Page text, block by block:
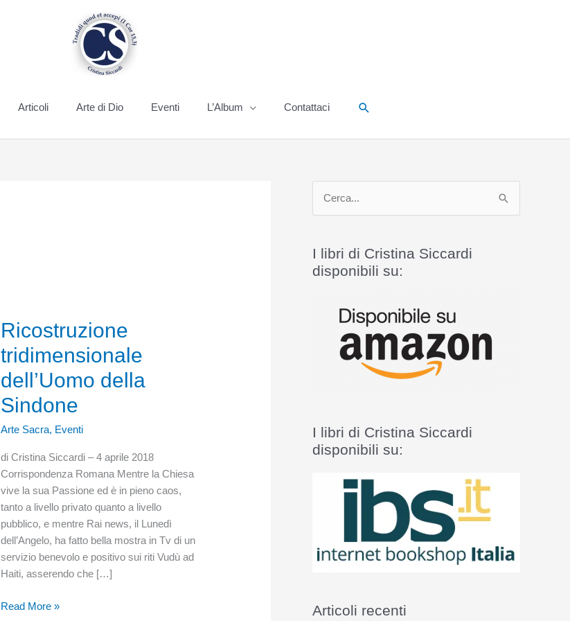
Articoli Arte di Dio Eventi L’Album Contattaci Cerca
Ricostruzione
tridimensionale
dell’Uomo della
Sindone
Arte Sacra, Eventi
di Cristina Siccardi – 4 aprile 2018
Corrispondenza Romana Mentre la Chiesa
vive la sua Passione ed è in pieno caos,
tanto a livello privato quanto a livello
pubblico, e mentre Rai news, il Lunedì
dell’Angelo, ha fatto bella mostra in Tv di un
servizio benevolo e positivo sui riti Vudù ad
Haiti, asserendo che […]
Ricostruzione
Read More »
c
a
I libri di Cristina Siccardi
disponibili su:
I libri di Cristina Siccardi
disponibili su:
Articoli recenti